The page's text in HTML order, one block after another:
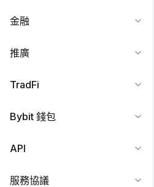
金融
推廣
TradFi
Bybit 錢包
API
服務協議